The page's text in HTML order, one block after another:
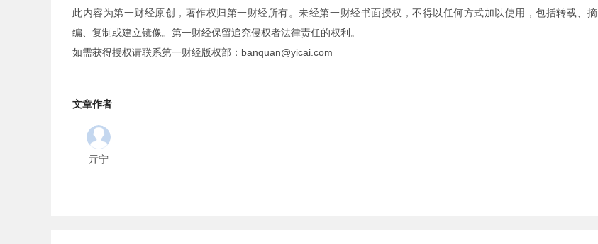
此内容为第一财经原创，著作权归第一财经所有。未经第一财经书面授权，不得以任何方式加以使用，包括转载、摘
编、复制或建立镜像。第一财经保留追究侵权者法律责任的权利。
如需获得授权请联系第一财经版权部： banquan@yicai.com
文章作者
亓宁